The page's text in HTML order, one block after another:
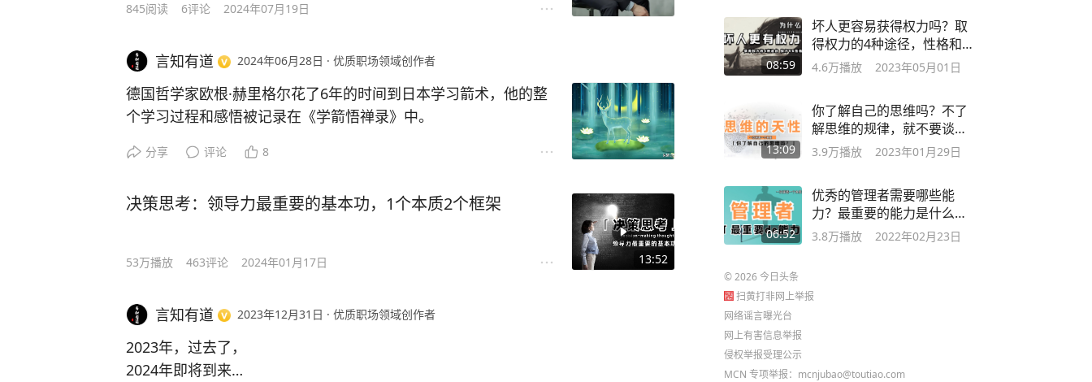
845阅读 6评论 2024年07月19日
言知有道 2024年06月28日 · 优质职场领域创作者
德国哲学家欧根·赫里格尔花了6年的时间到日本学习箭术，他的整
个学习过程和感悟被记录在《学箭悟禅录》中。
他曾经在老师的要求下经历了长时间简单枯燥的练习，最终在学成
是奢望过早地将之变成艺术家。学生孜孜不倦、坚持不懈地执行这
他仿佛没有更高的理想，只是傻乎乎地弓腰承受着这一负担。
结果，通过几年的锻炼，他发现掌握得十分纯熟的形式不再是桎
分享 评论 8
13:52
决策思考：领导力最重要的基本功，1个本质2个框架
53万播放 463评论 2024年01月17日
言知有道 2023年12月31日 · 优质职场领域创作者
2023年，过去了，
2024年即将到来
08:59
坏人更容易获得权力吗？取
得权力的4种途径，性格和
权力的关系
4.6万播放 2023年05月01日
13:09
你了解自己的思维吗？不了
解思维的规律，就不要谈认
知升级
3.9万播放 2023年01月29日
06:52
优秀的管理者需要哪些能
力？最重要的能力是什么？
答案只有两个字
3.8万播放 2022年02月23日
©2026今日头条
扫黄打非网上举报
网络谣言曝光台
网上有害信息举报
侵权举报受理公示
MCN 专项举报：mcnjubao@toutiao.com